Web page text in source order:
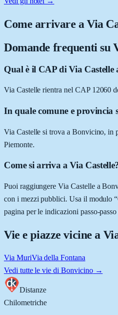
Come arrivare aVia
Domande frequenti su
Qual è il CAP di Via Castelle
Via Castelle rientra nel CAP 12060
In quale comune e provincia
Via Castelle si trova a Bonvicino, in
Piemonte.
Come si arriva a Via
Puoi raggiungere Via Castelle a
con i mezzi pubblici. Usa il modulo
pagina per le indicazioni passo-
Vie e piazze vicine a
Via MuriVia della Fontana
Vedi tutte le vie di Bonvicino→
Distanze
Chilometriche